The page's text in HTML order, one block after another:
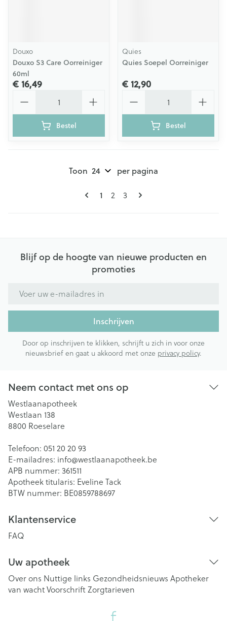
Douxo
Douxo S3 Care Oorreiniger
60ml
€ 16,49
Bestel
Quies
Quies Soepel Oorreiniger
€ 12,90
Bestel
Pagina's
U lees momenteel pagina
1 Pagina
2 Pagina
3
Toon per pagina
Blijf op de hoogte van nieuwe producten en
promoties
Inschrijven
Door op inschrijven te klikken, schrijft u zich in voor onze
nieuwsbrief en gaat u akkoord met onze privacy policy.
Neem contact met ons op
Westlaanapotheek
Westlaan 138
8800 Roeselare
Telefoon: 051 20 20 93
E-mailadres: info@westlaanapotheek.be
APB nummer: 361511
Apotheek titularis: Eveline Tack
BTW nummer: BE0859788697
Klantenservice
FAQ
Uw apotheek
Over ons Nuttige links Gezondheidsnieuws Apotheker
van wachtVoorschriftZorgtarieven